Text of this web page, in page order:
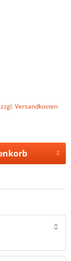
Versandkosten